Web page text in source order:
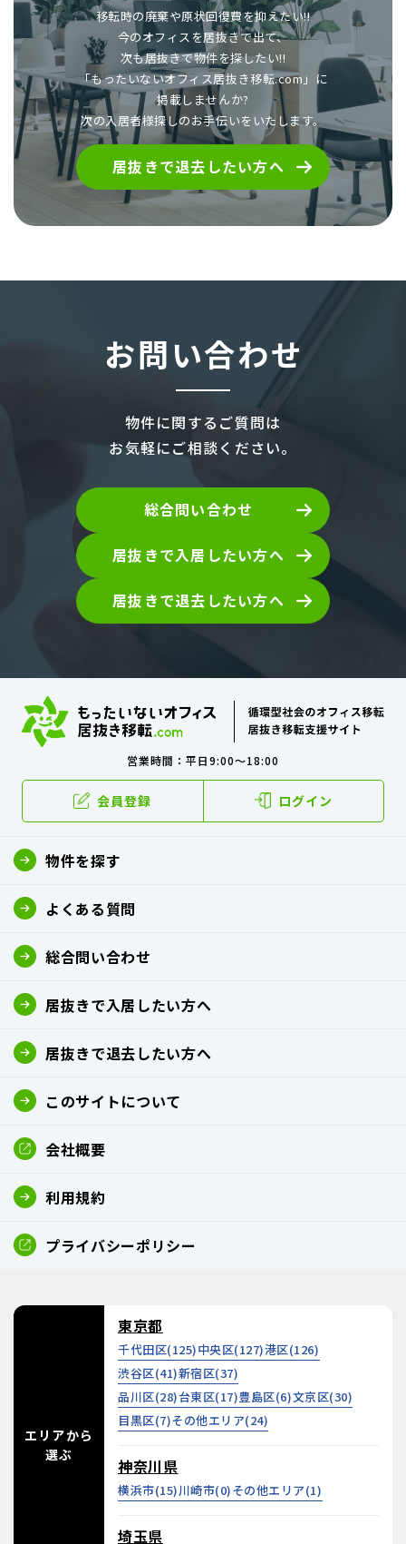
移転時の廃棄や原状回復費を抑えたい!!
今のオフィスを居抜きで出て、
次も居抜きで物件を探したい!!
「もったいないオフィス居抜き移転.com」に
掲載しませんか?
次の入居者様探しのお手伝いをいたします。
居抜きで退去したい方へ
お問い合わせ
物件に関するご質問は
お気軽にご相談ください。
総合問い合わせ
居抜きで入居したい方へ
居抜きで退去したい方へ
営業時間：平日9:00～18:00
会員登録 ログイン
物件を探す
よくある質問
総合問い合わせ
居抜きで入居したい方へ
居抜きで退去したい方へ
このサイトについて
会社概要
利用規約
プライバシーポリシー
エリアから
選ぶ
東京都
千代田区(125)中央区(127)港区(126)
渋谷区(41)新宿区(37)
品川区(28)台東区(17)豊島区(6)文京区(30)
目黒区(7)その他エリア(24)
神奈川県
横浜市(15)川崎市(0)その他エリア(1)
埼玉県